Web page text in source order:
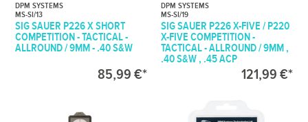
DPM SYSTEMS
MS-SI/13
SIG SAUER P226 X SHORT
COMPETITION - TACTICAL -
ALLROUND / 9MM - .40 S&W
85,99 €*
DPM SYSTEMS
MS-SI/19
SIG SAUER P226 X-FIVE / P220
X-FIVE COMPETITION -
TACTICAL - ALLROUND / 9MM ,
.40 S&W , .45 ACP
121,99 €*